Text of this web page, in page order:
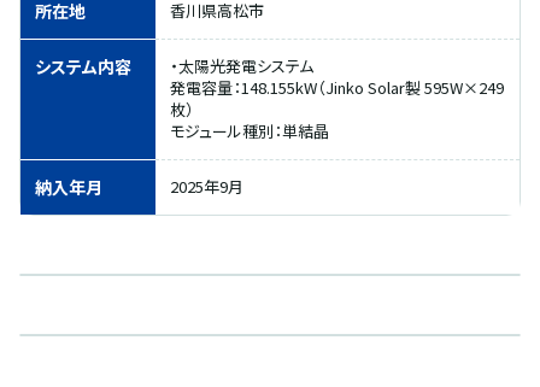
所在地 香川県高松市
システム内容
・太陽光発電システム
発電容量：148.155kW（Jinko Solar製 595W×249
枚）
モジュール種別：単結晶
納入年月 2025年9月